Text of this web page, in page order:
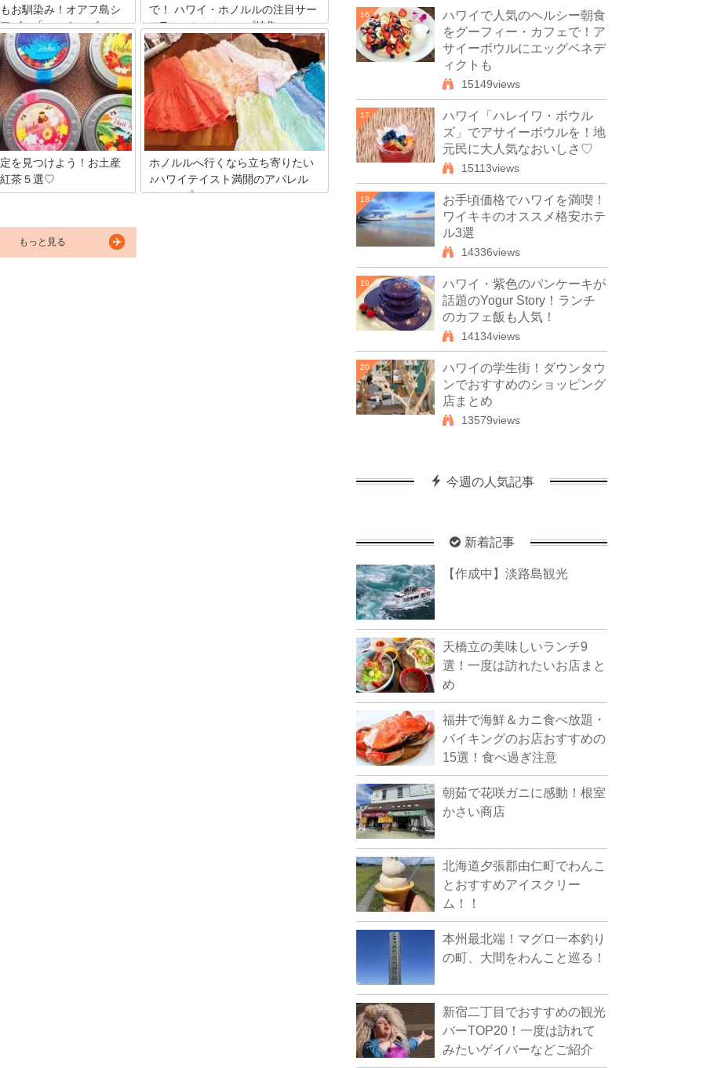
お馴染み！オアフ島シ
ゴン「マッキーズ シュ
ック」
しい風景をバックに展開され
送の人気テレビ刑事ドラマ
ファイブ・オー」でもお馴染
ンプワゴン。ドラマではテイ
演じるカマコナが、事件解決
そうなシュリンプデッシュを
バーに振る舞います。
で！ ハワイ・ホノルルの注目サー
フTシャツ・ショップ特集
ハワイといえば海、そしてサーフィン！
世界中から大きな波を求めてサーファー
達が集まります。 そんな彼らから始まっ
たサーフ・ファッションは、やがてハワ
イのトレンドとなっていきました。サー
フ・スタイルを左右するのがサーフTシ
ャツ！ 素敵なサーフTシャツは、海でも
街でも、いろんなシーンに似合います。
今回は、ハワイで注目のサーフTシャ
ツ・ショップをご紹介します。
を見つけよう！お土産
茶５選♡
フレーバーが人気の紅茶をゲ
ませんか？特別感があるの
喜ばれるはず♪
ホノルルへ行くなら立ち寄りたい
♪ハワイテイスト満開のアパレル
ショップ
もっと見る
16
ハワイで人気のヘルシー朝食
をグーフィー・カフェで！ア
サイーボウルにエッグベネデ
ィクトも
15149views
17
ハワイ「ハレイワ・ボウル
ズ」でアサイーボウルを！地
元民に大人気なおいしさ♡
15113views
18
お手頃価格でハワイを満喫！
ワイキキのオススメ格安ホテ
ル3選
14336views
19
ハワイ・紫色のパンケーキが
話題のYogur Story！ランチ
のカフェ飯も人気！
14134views
20
ハワイの学生街！ダウンタウ
ンでおすすめのショッピング
店まとめ
13579views
今週の人気記事
新着記事
【作成中】淡路島観光
天橋立の美味しいランチ9
選！一度は訪れたいお店まと
め
福井で海鮮＆カニ食べ放題・
バイキングのお店おすすめの
15選！食べ過ぎ注意
朝茹で花咲ガニに感動！根室
かさい商店
北海道夕張郡由仁町でわんこ
とおすすめアイスクリー
ム！！
本州最北端！マグロ一本釣り
の町、大間をわんこと巡る！
新宿二丁目でおすすめの観光
バーTOP20！一度は訪れて
みたいゲイバーなどご紹介